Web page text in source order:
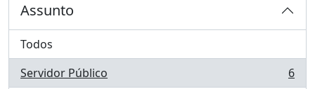
Assunto
Todos
Servidor Público
, 6 resultados
6